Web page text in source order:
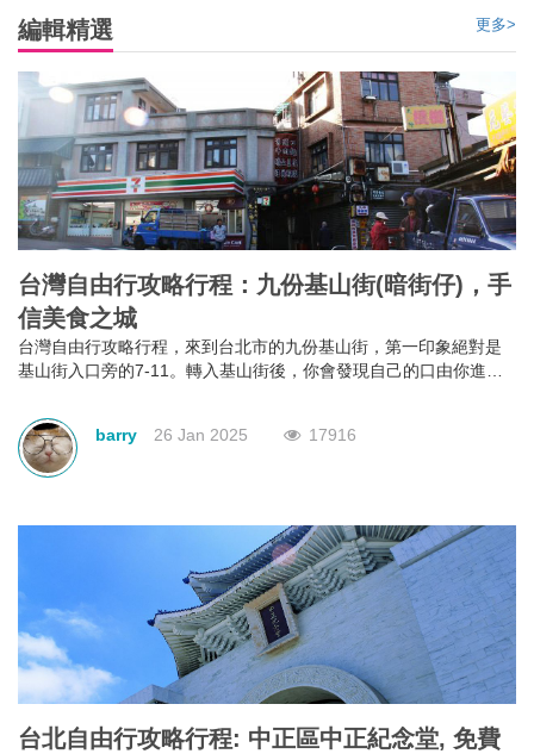
編輯精選 更多>
台灣自由行攻略行程：九份基山街(暗街仔)，手
信美食之城
台灣自由行攻略行程，來到台北市的九份基山街，第一印象絕對是
基山街入口旁的7-11。轉入基山街後，你會發現自己的口由你進入
上林立滿目的美食。有深坑烤臭豆腐、九份傳統魚丸、綜合魚丸
湯、紅糟素肉圓、花生卷、油蔥粿、芋仔粿等等。基山街絕對是追
求keep fit體態的人，特別是女士門的一大挑戰。
barry 26 Jan 2025 17916
台北自由行攻略行程: 中正區中正紀念堂, 免費